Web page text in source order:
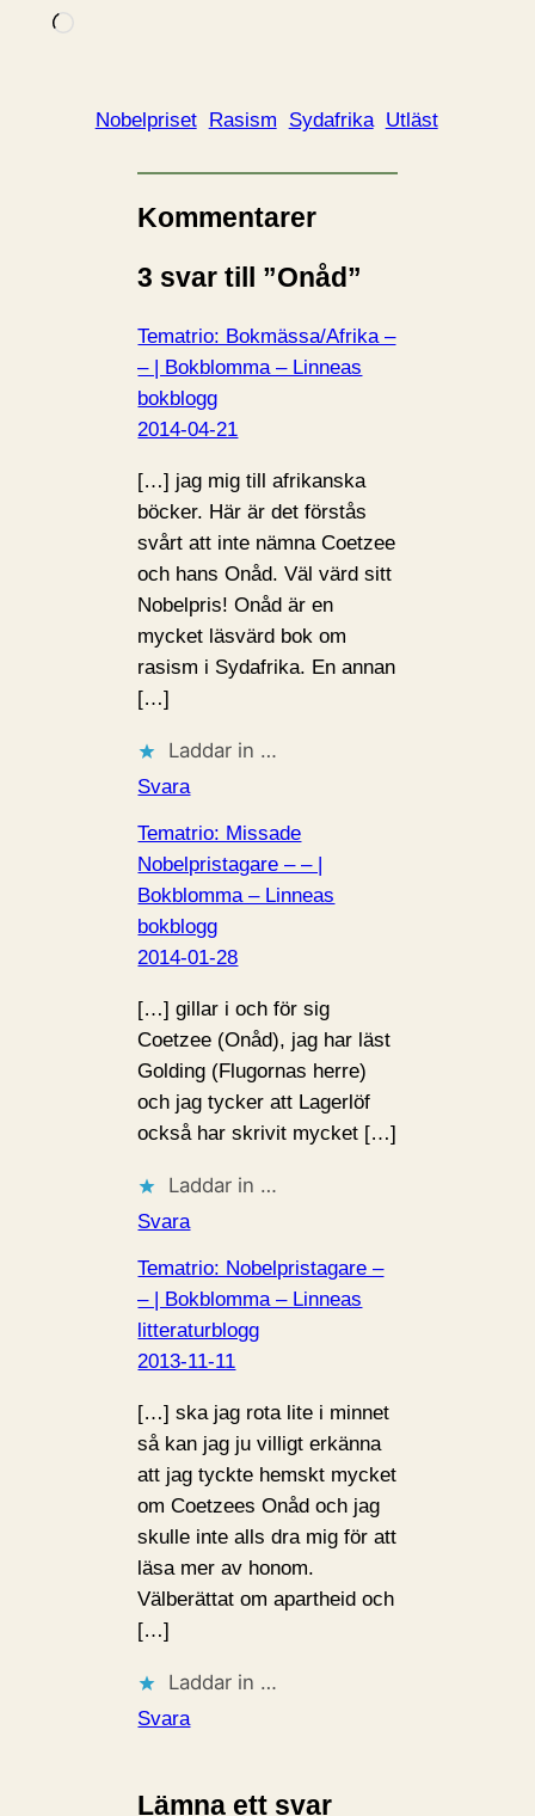
L
Nobelpriset Rasism Sydafrika Utläst
Kommentarer
3 svar till ”Onåd”
Tematrio: Bokmässa/Afrika –
– | Bokblomma – Linneas
bokblogg
2014-04-21
[…] jag mig till afrikanska
böcker. Här är det förstås
svårt att inte nämna Coetzee
och hans Onåd. Väl värd sitt
Nobelpris! Onåd är en
mycket läsvärd bok om
rasism i Sydafrika. En annan
[…]
Laddar in …
Svara
Tematrio: Missade
Nobelpristagare – – |
Bokblomma – Linneas
bokblogg
2014-01-28
[…] gillar i och för sig
Coetzee (Onåd), jag har läst
Golding (Flugornas herre)
och jag tycker att Lagerlöf
också har skrivit mycket […]
Laddar in …
Svara
Tematrio: Nobelpristagare –
– | Bokblomma – Linneas
litteraturblogg
2013-11-11
[…] ska jag rota lite i minnet
så kan jag ju villigt erkänna
att jag tyckte hemskt mycket
om Coetzees Onåd och jag
skulle inte alls dra mig för att
läsa mer av honom.
Välberättat om apartheid och
[…]
Laddar in …
Svara
Lämna ett svar